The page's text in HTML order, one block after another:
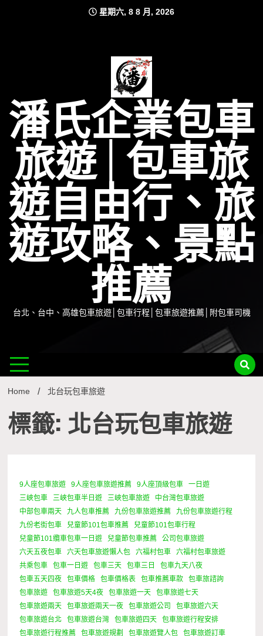
星期六, 8 8 月, 2026
潘氏企業包車
旅遊│包車旅
遊自由行、旅
遊攻略、景點
推薦
台北、台中、高雄包車旅遊│包車行程│包車旅遊推薦│附包車司機
Home 北台玩包車旅遊
標籤: 北台玩包車旅遊
0 Minutes
9人座包車旅遊 9人座包車旅遊推薦 9人座頂級包車
一日遊
三峽包車
三峽包車半日遊 三峽包車旅遊
中台灣包車旅遊
中部包車兩天
九人包車推薦 九份包車旅遊推薦
九份包車旅遊行程
九份老街包車
兒童節101包車推薦
兒童節101包車行程
兒童節101纜車包車一日遊
兒童節包車推薦
公司包車旅遊
六天五夜包車
六天包車旅遊懶人包 六福村包車
六福村包車旅遊
共乘包車
包車一日遊 包車三天 包車三日
包車九天八夜
包車五天四夜
包車價格 包車價格表 包車推薦車款
包車旅諮詢
包車旅遊
包車旅遊5天4夜 包車旅遊一天
包車旅遊七天
包車旅遊兩天
包車旅遊兩天一夜 包車旅遊公司
包車旅遊六天
包車旅遊台北
包車旅遊台灣 包車旅遊四天
包車旅遊行程安排
包車旅遊行程推薦
包車旅遊規劃 包車旅遊覽人包
包車旅遊訂車